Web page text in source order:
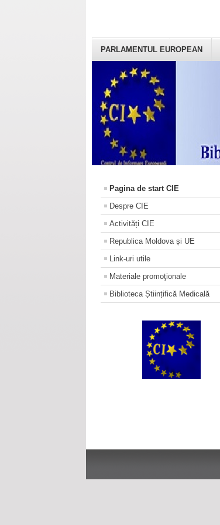
PARLAMENTUL EUROPEAN
Pagina de start CIE
Despre CIE
Activități CIE
Republica Moldova și UE
Link-uri utile
Materiale promoţionale
Biblioteca Științifică Medicală